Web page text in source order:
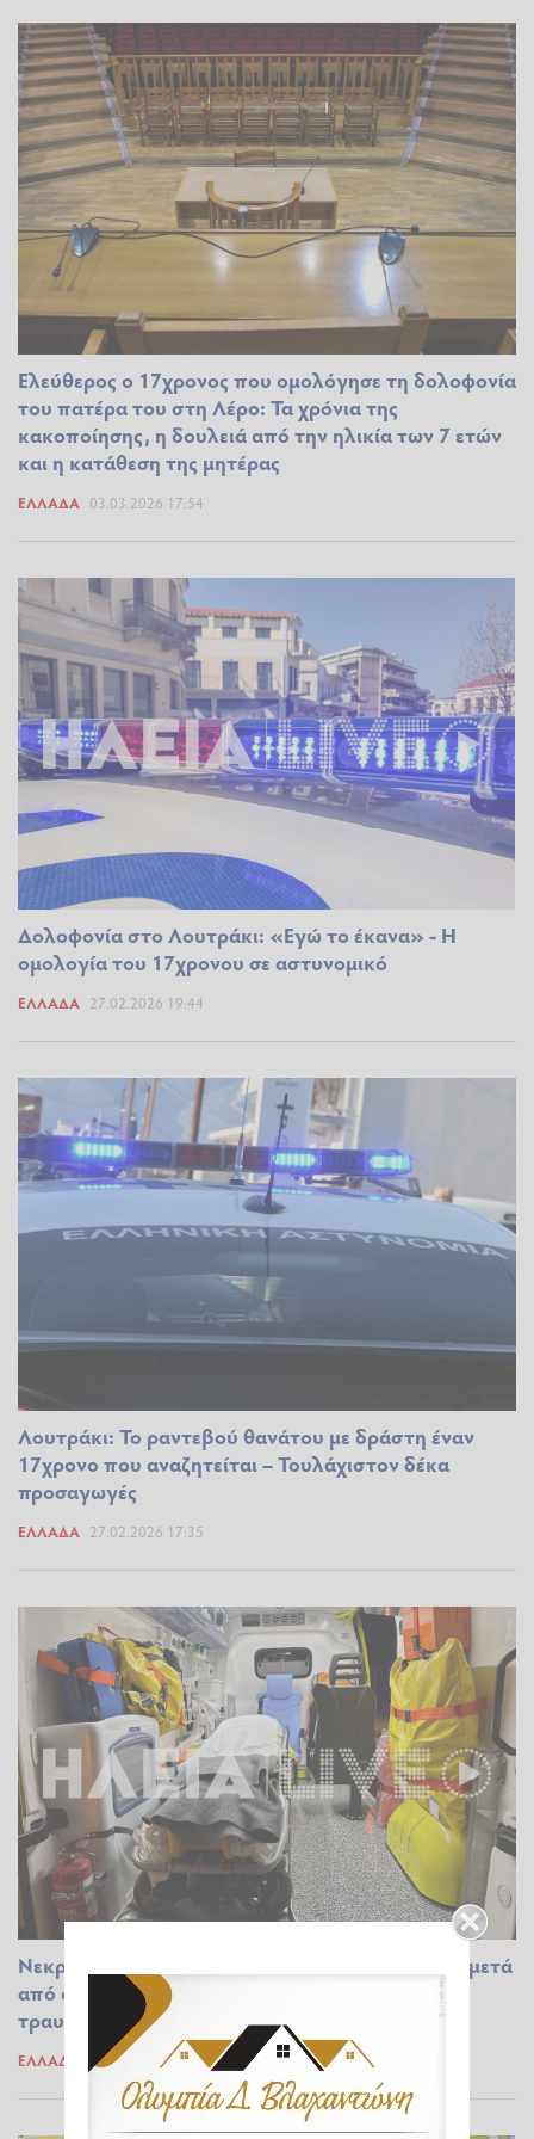
Ελεύθερος ο 17χρονος που ομολόγησε τη δολοφονία
του πατέρα του στη Λέρο: Τα χρόνια της
κακοποίησης, η δουλειά από την ηλικία των 7 ετών
και η κατάθεση της μητέρας
ΕΛΛΆΔΑ 03.03.2026 17:54
Δολοφονία στο Λουτράκι: «Εγώ το έκανα» - Η
ομολογία του 17χρονου σε αστυνομικό
ΕΛΛΆΔΑ 27.02.2026 19:44
Λουτράκι: Το ραντεβού θανάτου με δράστη έναν
17χρονο που αναζητείται – Τουλάχιστον δέκα
προσαγωγές
ΕΛΛΆΔΑ 27.02.2026 17:35
Νεκρός 17χρονος στο Λουτράκι από μαχαιριές, μετά
από συμπλοκή, τα ξημερώματα - Ενας βαριά
τραυματίας
ΕΛΛΆΔΑ 27.02.2026 10:06